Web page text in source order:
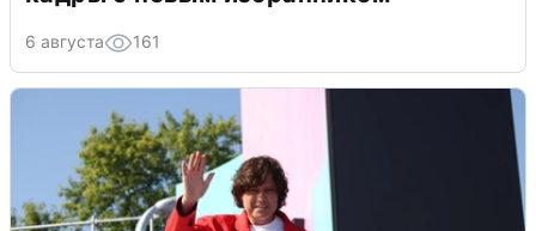
6 августа 161